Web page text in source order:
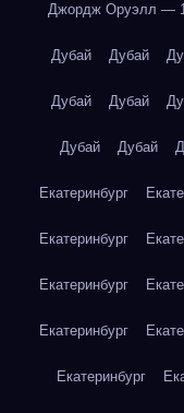
Джордж Оруэлл —
Дубай Дубай
Дубай Дубай
Дубай Дубай
Екатеринбург
Екатеринбург
Екатеринбург
Екатеринбург
Екатеринбург